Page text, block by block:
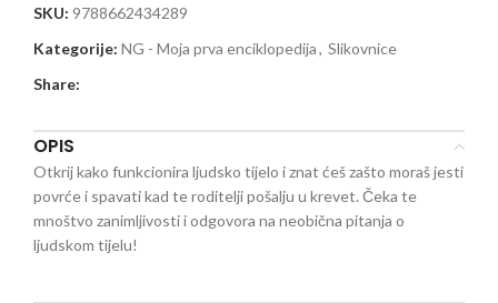
SKU: 9788662434289
Kategorije: NG - Moja prva enciklopedija, Slikovnice
Share:
OPIS
Otkrij kako funkcionira ljudsko tijelo i znat ćeš zašto moraš jesti
povrće i spavati kad te roditelji pošalju u krevet. Čeka te
mnoštvo zanimljivosti i odgovora na neobična pitanja o
ljudskom tijelu!